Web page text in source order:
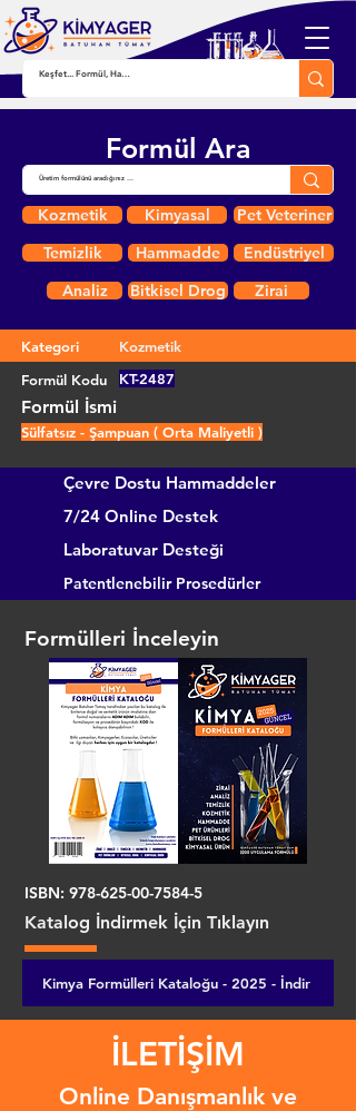
Formül Ara
Kozmetik Kimyasal
Pet Veteriner
Temizlik
Hammadde
Endüstriyel
Analiz
Bitkisel Drog Zirai
Kategori
Kozmetik
Formül Kodu
KT-2487
Formül İsmi
Sülfatsız - Şampuan ( Orta Maliyetli )
Çevre Dostu Hammaddeler
7/24 Online Destek
Laboratuvar Desteği
Patentlenebilir Prosedürler
Formülleri İnceleyin
ISBN: 978-625-00-7584-5
Katalog İndirmek İçin Tıklayın
Kimya Formülleri Kataloğu - 2025 - İndir
İLETİŞİM
Online Danışmanlık ve